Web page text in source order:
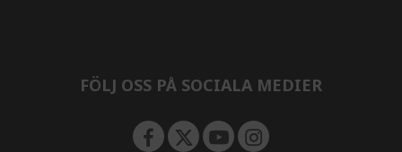
FÖLJ OSS PÅ SOCIALA MEDIER